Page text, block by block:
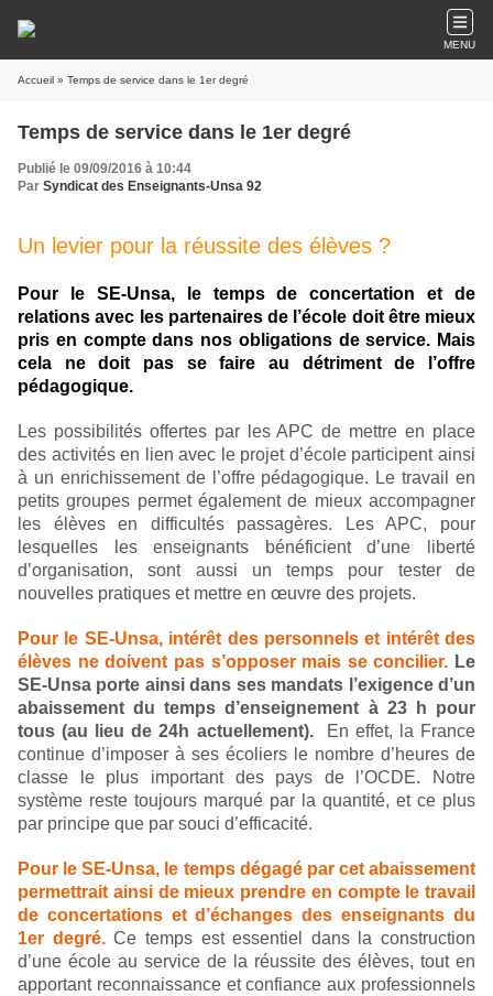
MENU
Accueil » Temps de service dans le 1er degré
Temps de service dans le 1er degré
Publié le 09/09/2016 à 10:44
Par Syndicat des Enseignants-Unsa 92
Un levier pour la réussite des élèves ?
Pour le SE-Unsa, le temps de concertation et de
relations avec les partenaires de l’école doit être mieux
pris en compte dans nos obligations de service. Mais
cela ne doit pas se faire au détriment de l’offre
pédagogique.
Les possibilités offertes par les APC de mettre en place
des activités en lien avec le projet d’école participent ainsi
à un enrichissement de l’offre pédagogique. Le travail en
petits groupes permet également de mieux accompagner
les élèves en difficultés passagères. Les APC, pour
lesquelles les enseignants bénéficient d’une liberté
d’organisation, sont aussi un temps pour tester de
nouvelles pratiques et mettre en œuvre des projets.
Pour le SE-Unsa, intérêt des personnels et intérêt des
élèves ne doivent pas s’opposer mais se concilier. Le
SE-Unsa porte ainsi dans ses mandats l’exigence d’un
abaissement du temps d’enseignement à 23 h pour
tous (au lieu de 24h actuellement).
En effet, la France
continue d’imposer à ses écoliers le nombre d’heures de
classe le plus important des pays de l’OCDE. Notre
système reste toujours marqué par la quantité, et ce plus
par principe que par souci d’efficacité.
Pour le SE-Unsa, le temps dégagé par cet abaissement
permettrait ainsi de mieux prendre en compte le travail
de concertations et d’échanges des enseignants du
1er degré.Ce temps est essentiel dans la construction
d’une école au service de la réussite des élèves, tout en
apportant reconnaissance et confiance aux professionnels